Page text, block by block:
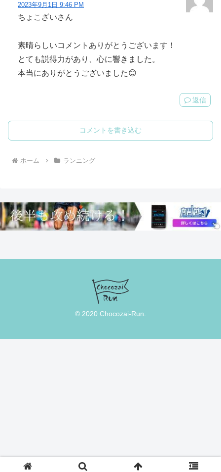
2023年9月1日 9:46 PM
ちょこざいさん
素晴らしいコメントありがとうございます！
とても説得力があり、心に響きました。
本当にありがとうございました😊
返信
コメントを書き込む
ホーム ランニング
© 2020 Chocozai-Run.